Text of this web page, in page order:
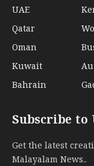
UAE
Qatar
Oman
Kuwait
Bahrain
Subscribe to
Get the latest
Malayalam News..